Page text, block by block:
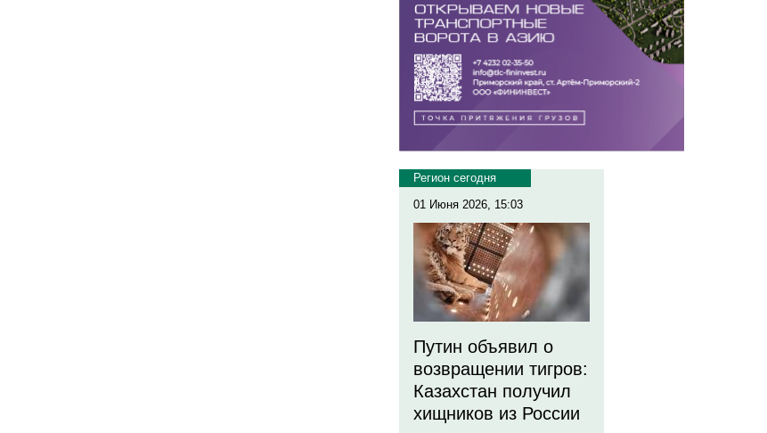
Регион сегодня
01 Июня 2026, 15:03
Путин объявил о
возвращении тигров:
Казахстан получил
хищников из России